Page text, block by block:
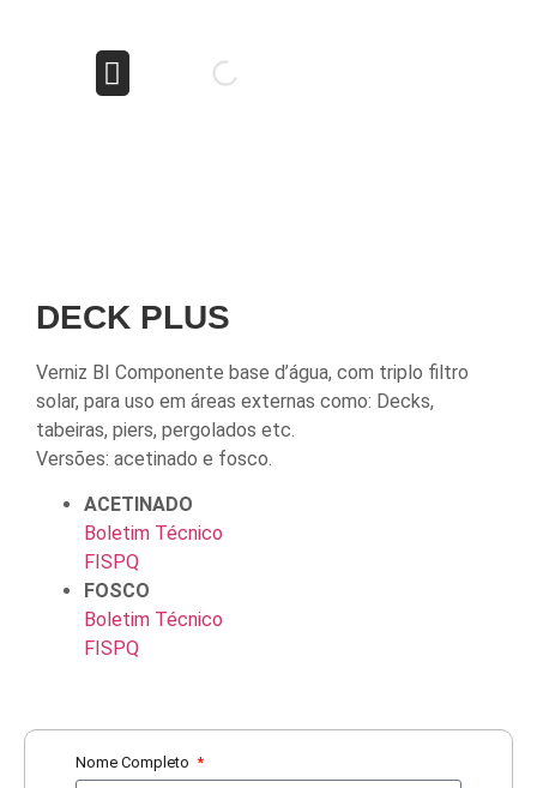
DECK PLUS
Verniz BI Componente base d’água, com triplo filtro
solar, para uso em áreas externas como: Decks,
tabeiras, piers, pergolados etc.
Versões: acetinado e fosco.
ACETINADO
Boletim Técnico
FISPQ
FOSCO
Boletim Técnico
FISPQ
Nome Completo